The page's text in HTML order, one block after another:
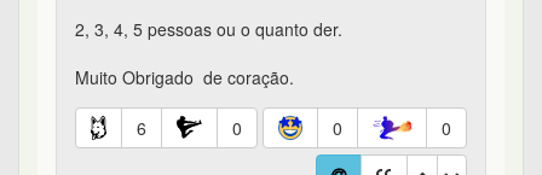
2, 3, 4, 5 pessoas ou o quanto der.
Muito Obrigado de coração.
6 0 0 0